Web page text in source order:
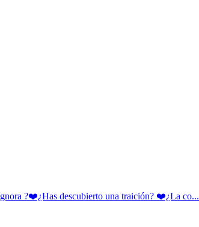
?❤️¿Has descubierto una traición? ❤️¿La co...